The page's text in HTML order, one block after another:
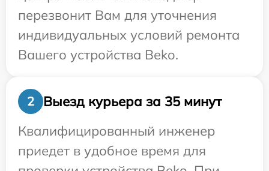
перезвонит Вам для уточнения
индивидуальных условий ремонта
Вашего устройства Beko.
2
Выезд курьера за 35 минут
Квалифицированный инженер
приедет в удобное время для